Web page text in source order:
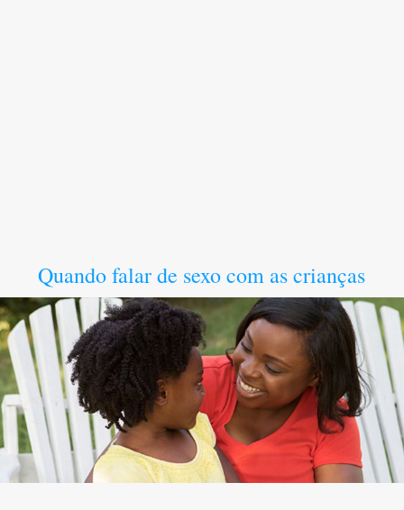
Quando falar de sexo com as crianças